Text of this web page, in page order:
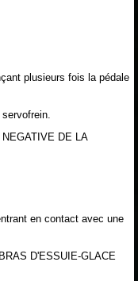
plusieurs fois la pédale
DE LA
en contact avec une
D'ESSUIE-GLACE